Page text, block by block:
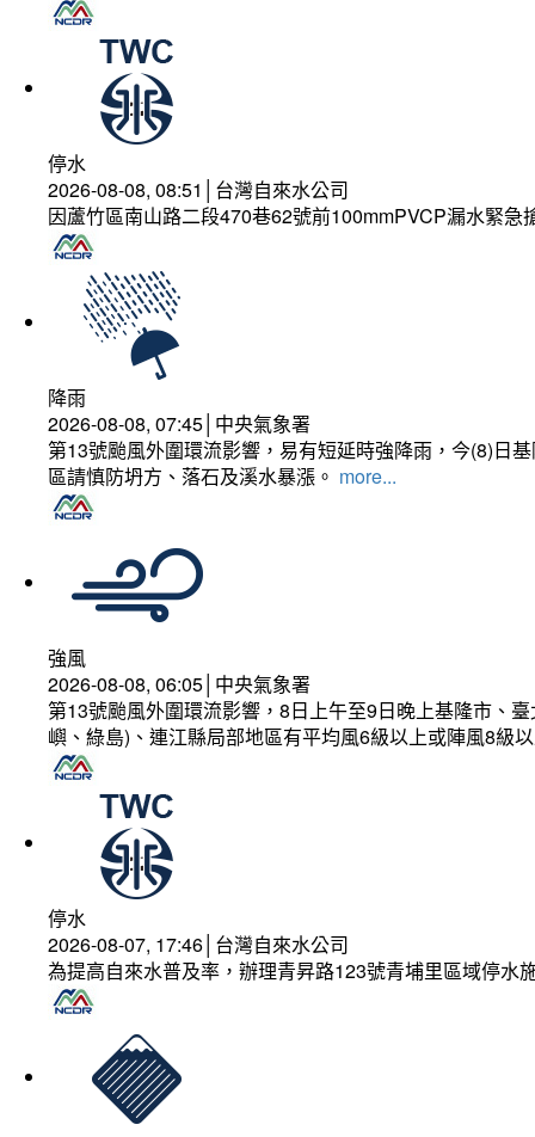
停水
2026-08-08, 08:51│台灣自來水公司
因蘆竹區南山路二段470巷62號前100mmPVCP漏水緊急
降雨
2026-08-08, 07:45│中央氣象署
第13號颱風外圍環流影響，易有短延時強降雨，今(8)日
區請慎防坍方、落石及溪水暴漲。 more...
強風
2026-08-08, 06:05│中央氣象署
第13號颱風外圍環流影響，8日上午至9日晚上基隆市、
嶼、綠島)、連江縣局部地區有平均風6級以上或陣風8級
停水
2026-08-07, 17:46│台灣自來水公司
為提高自來水普及率，辦理青昇路123號青埔里區域停水